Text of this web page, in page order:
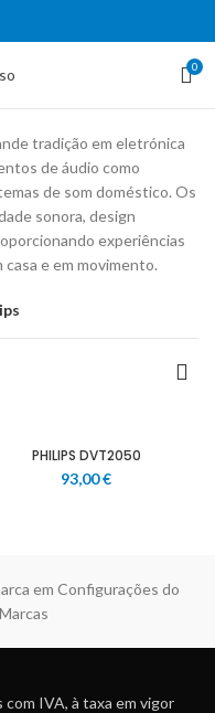
0
tradição em eletrónica
de áudio como
de som doméstico. Os
sonora, design
experiências
e em movimento.
PHILIPS DVT2050
93,00€
em Configurações do
IVA, à taxa em vigor